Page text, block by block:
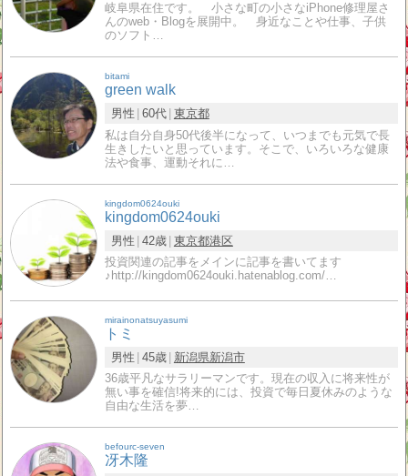
岐阜県在住です。 小さな町の小さなiPhone修理屋さ
んのweb・Blogを展開中。 身近なことや仕事、子供
のソフト…
bitami
green walk
男性 60代 東京都
私は自分自身50代後半になって、いつまでも元気で長
生きしたいと思っています。そこで、いろいろな健康
法や食事、運動それに…
kingdom0624ouki
kingdom0624ouki
男性 42歳 東京都港区
投資関連の記事をメインに記事を書いてます
♪http://kingdom0624ouki.hatenablog.com/…
mirainonatsuyasumi
トミ
男性 45歳 新潟県新潟市
36歳平凡なサラリーマンです。現在の収入に将来性が
無い事を確信!将来的には、投資で毎日夏休みのような
自由な生活を夢…
befourc-seven
冴木隆